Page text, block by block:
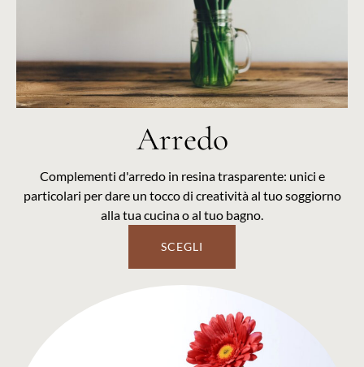
Arredo
Complementi d'arredo in resina trasparente: unici e
particolari per dare un tocco di creatività al tuo soggiorno
alla tua cucina o al tuo bagno.
SCEGLI